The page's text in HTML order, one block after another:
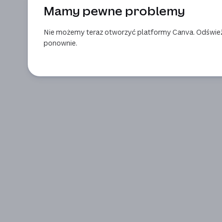
Mamy pewne problemy
Nie możemy teraz otworzyć platformy Canva.
ponownie.